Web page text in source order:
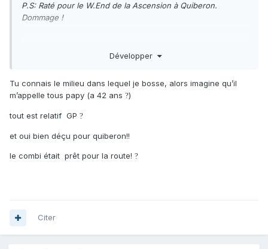
P.S: Raté pour le W.End de la Ascension à Quiberon.
Dommage !
Développer
Tu connais le milieu dans lequel je bosse, alors imagine qu’il
m’appelle tous papy (a 42 ans ?)
tout est relatif GP ?
et oui bien déçu pour quiberon!!
le combi était prêt pour la route! ?
Citer